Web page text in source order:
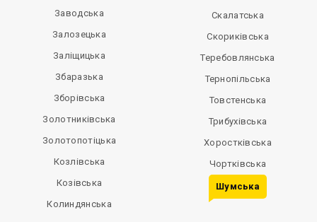
Заводська
Залозецька
Заліщицька
Збаразька
Зборівська
Золотниківська
Золотопотіцька
Козлівська
Козівська
Колиндянська
Скалатська
Скориківська
Теребовлянська
Тернопільська
Товстенська
Трибухівська
Хоростківська
Чортківська
Шумська